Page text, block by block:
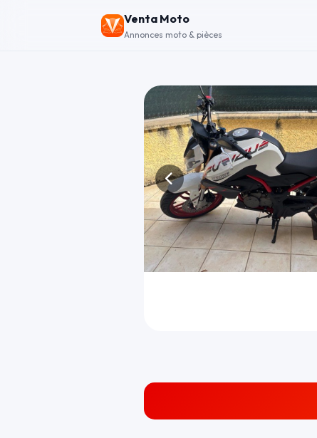
Venta Moto
Annonces moto & pièces